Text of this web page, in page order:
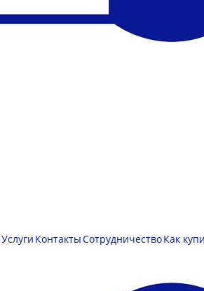
Услуги КонтактыСотрудничествоКак